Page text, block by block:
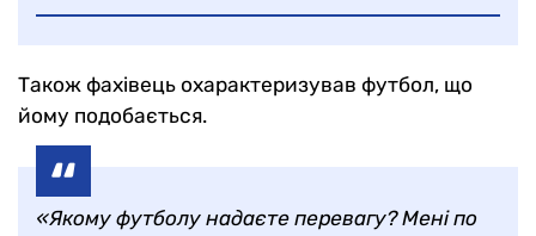
Також фахівець охарактеризував футбол, що
йому подобається.
«Якому футболу надаєте перевагу? Мені по